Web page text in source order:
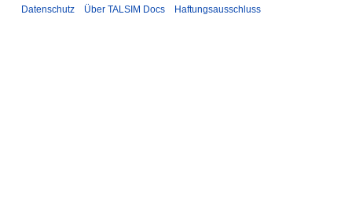
Datenschutz Über TALSIM Docs Haftungsausschluss